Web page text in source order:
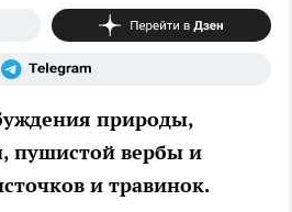
природы,
пушистой вербы и
и травинок.